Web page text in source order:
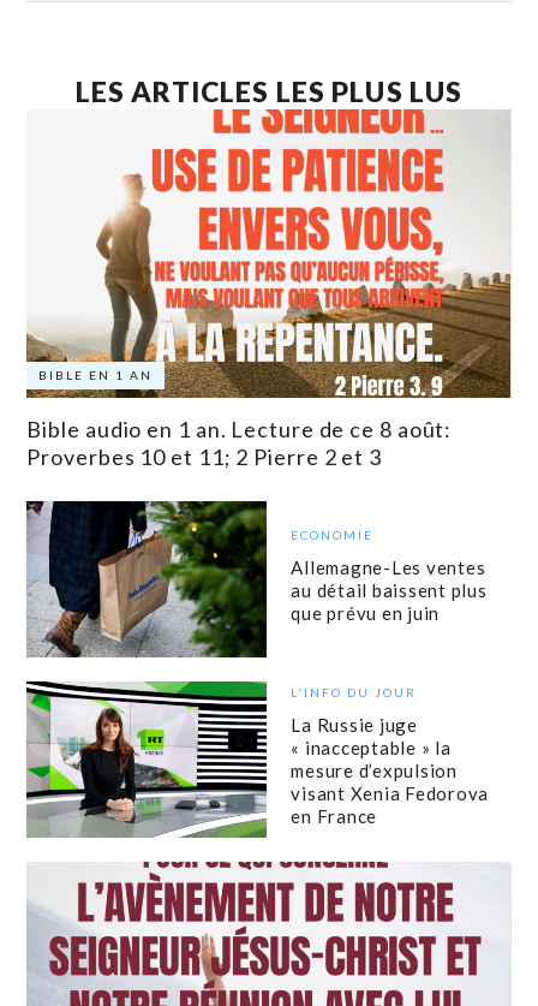
LES ARTICLES LES PLUS LUS
BIBLE EN 1 AN
Bible audio en 1 an. Lecture de ce 8 août:
Proverbes 10 et 11; 2 Pierre 2 et 3
ECONOMIE
Allemagne-Les ventes
au détail baissent plus
que prévu en juin
L'INFO DU JOUR
La Russie juge
« inacceptable » la
mesure d’expulsion
visant Xenia Fedorova
en France